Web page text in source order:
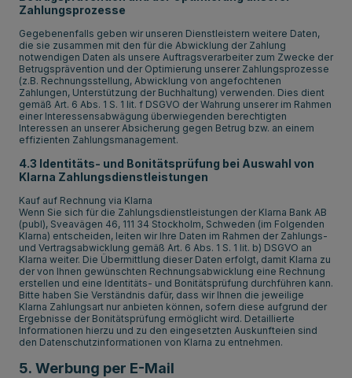
Zahlungsprozesse
Gegebenenfalls geben wir unseren Dienstleistern weitere Daten,
die sie zusammen mit den für die Abwicklung der Zahlung
notwendigen Daten als unsere Auftragsverarbeiter zum Zwecke der
Betrugsprävention und der Optimierung unserer Zahlungsprozesse
(z.B. Rechnungsstellung, Abwicklung von angefochtenen
Zahlungen, Unterstützung der Buchhaltung) verwenden. Dies dient
gemäß Art. 6 Abs. 1 S. 1 lit. f DSGVO der Wahrung unserer im Rahmen
einer Interessensabwägung überwiegenden berechtigten
Interessen an unserer Absicherung gegen Betrug bzw. an einem
effizienten Zahlungsmanagement.
4.3 Identitäts- und Bonitätsprüfung bei Auswahl von
Klarna Zahlungsdienstleistungen
Kauf auf Rechnung via Klarna
Wenn Sie sich für die Zahlungsdienstleistungen der Klarna Bank AB
(publ), Sveavägen 46, 111 34 Stockholm, Schweden (im Folgenden
Klarna) entscheiden, leiten wir Ihre Daten im Rahmen der Zahlungs-
und Vertragsabwicklung gemäß Art. 6 Abs. 1 S. 1 lit. b) DSGVO an
Klarna weiter. Die Übermittlung dieser Daten erfolgt, damit Klarna zu
der von Ihnen gewünschten Rechnungsabwicklung eine Rechnung
erstellen und eine Identitäts- und Bonitätsprüfung durchführen kann.
Bitte haben Sie Verständnis dafür, dass wir Ihnen die jeweilige
Klarna Zahlungsart nur anbieten können, sofern diese aufgrund der
Ergebnisse der Bonitätsprüfung ermöglicht wird. Detaillierte
Informationen hierzu und zu den eingesetzten Auskunfteien sind
den Datenschutzinformationen von Klarna zu entnehmen.
5. Werbung per E-Mail